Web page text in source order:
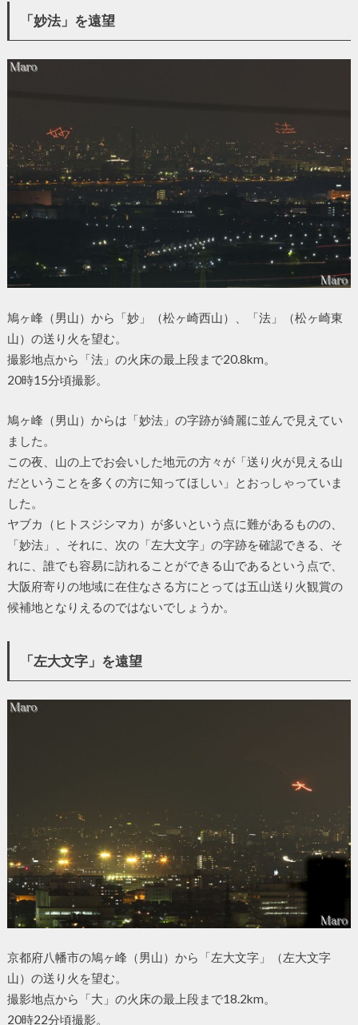
「妙法」を遠望
鳩ヶ峰（男山）から「妙」（松ヶ崎西山）、「法」（松ヶ崎東
山）の送り火を望む。
撮影地点から「法」の火床の最上段まで20.8km。
20時15分頃撮影。
鳩ヶ峰（男山）からは「妙法」の字跡が綺麗に並んで見えてい
ました。
この夜、山の上でお会いした地元の方々が「送り火が見える山
だということを多くの方に知ってほしい」とおっしゃっていま
した。
ヤブカ（ヒトスジシマカ）が多いという点に難があるものの、
「妙法」、それに、次の「左大文字」の字跡を確認できる、そ
れに、誰でも容易に訪れることができる山であるという点で、
大阪府寄りの地域に在住なさる方にとっては五山送り火観賞の
候補地となりえるのではないでしょうか。
「左大文字」を遠望
京都府八幡市の鳩ヶ峰（男山）から「左大文字」（左大文字
山）の送り火を望む。
撮影地点から「大」の火床の最上段まで18.2km。
20時22分頃撮影。